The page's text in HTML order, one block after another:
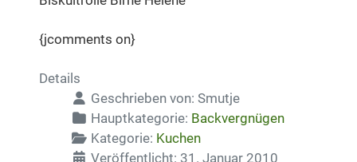
{jcomments on}
Details
Geschrieben von: Smutje
Hauptkategorie: Backvergnügen
Kategorie: Kuchen
Veröffentlicht: 31. Januar 2010